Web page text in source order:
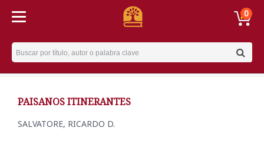
0
Username
PAISANOS ITINERANTES
SALVATORE, RICARDO D.